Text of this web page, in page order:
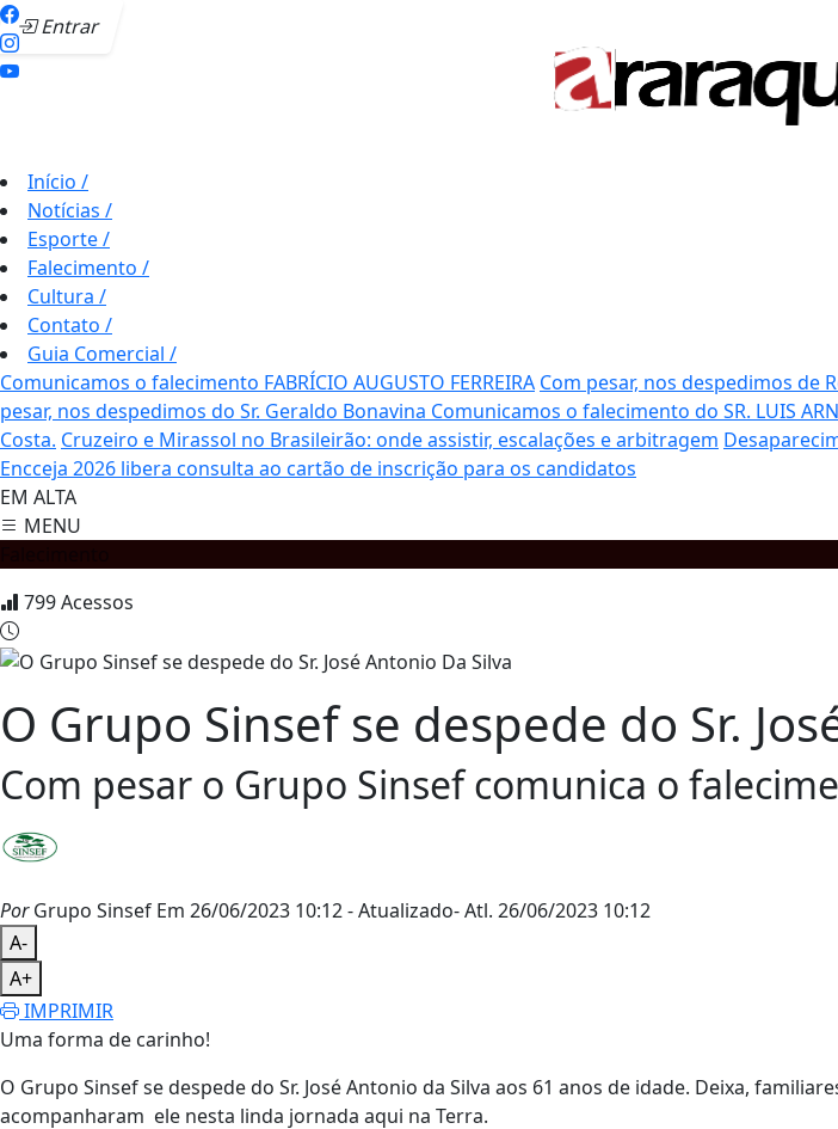
Entrar
Início /
Notícias /
Esporte/
Falecimento /
Cultura /
Contato /
Guia Comercial /
Comunicamos o falecimento FABRÍCIO AUGUSTO FERREIRA Com pesar, nos despedimos de
pesar, nos despedimos do Sr. Geraldo Bonavina Comunicamos o falecimento do SR. LUIS
Costa. Cruzeiro e Mirassol no Brasileirão: onde assistir, escalações e arbitragem
Encceja 2026 libera consulta ao cartão de inscrição para os candidatos
EM ALTA
MENU
799Acessos
O Grupo Sinsef se despede do Sr.
Com pesar o Grupo Sinsef comunica o
PorGrupo Sinsef Em 26/06/2023 10:12- Atualizado- Atl. 26/06/2023 10:12
A-
A+
IMPRIMIR
Uma forma de carinho!
O Grupo Sinsef se despede do Sr. José Antonio da Silva aos 61 anos de idade. Deixa,
acompanharam ele nesta linda jornada aqui na Terra.